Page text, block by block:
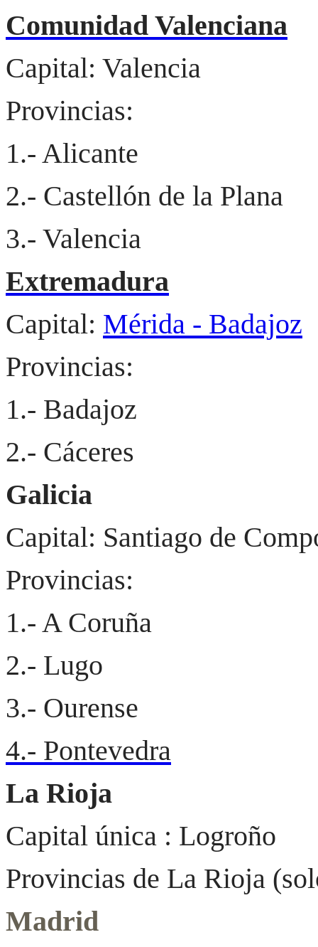
Comunidad Valenciana
Capital: Valencia
Provincias:
1.- Alicante
2.- Castellón de la Plana
3.- Valencia
Extremadura
Capital: Mérida - Badajoz
Provincias:
1.- Badajoz
2.- Cáceres
Galicia
Capital: Santiago de
Provincias:
1.- A Coruña
2.- Lugo
3.- Ourense
4.- Pontevedra
La Rioja
Capital única : Logroño
Provincias de La Rioja
Madrid